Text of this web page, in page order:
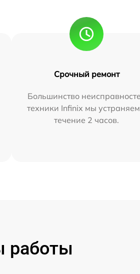
Срочный ремонт
Большинство
техники Infinix мы
течение 2 часов.
работы